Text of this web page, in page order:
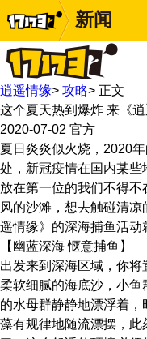
新闻
逍遥情缘> 攻略> 正文
这个夏天热到爆炸 来《
2020-07-02 官方
夏日炎炎似火烧，2020
处，新冠疫情在国内某
放在第一位的我们不得
风的沙滩，想去触碰清
遥情缘》的深海捕鱼活动
【幽蓝深海 惬意捕鱼】
出发来到深海区域，你
柔软细腻的海底沙，小
的水母群静静地漂浮着
藻有规律地随流漂摆，此